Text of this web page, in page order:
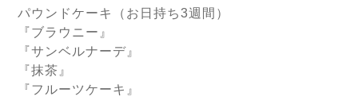
パウンドケーキ（お日持ち3週間）
『ブラウニー』
『サンベルナーデ』
『抹茶』
『フルーツケーキ』